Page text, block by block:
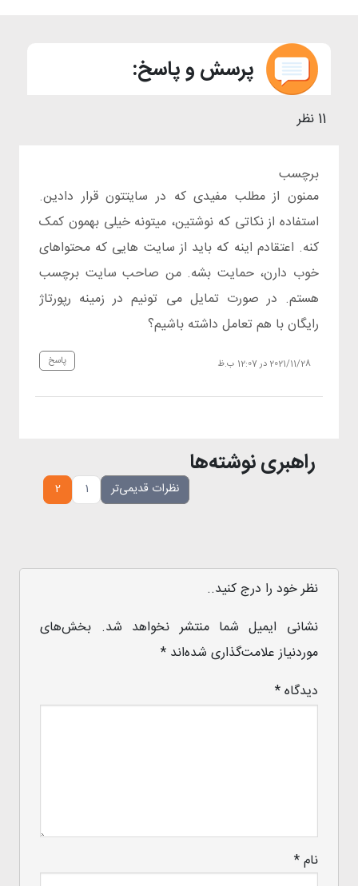
پرسش و پاسخ:
11 نظر
برچسب
2021/11/28 در 12:07 ب.ظ
ممنون از مطلب مفیدی که در سایتتون قرار دادین.
استفاده از نکاتی که نوشتین، میتونه خیلی بهمون کمک
کنه. اعتقادم اینه که باید از سایت هایی که محتواهای
خوب دارن، حمایت بشه. من صاحب سایت برچسب
هستم. در صورت تمایل می تونیم در زمینه رپورتاژ
رایگان با هم تعامل داشته باشیم؟
پاسخ
راهبری نوشته‌ها
نظرات قدیمی‌تر 1
2
نظر خود را درج کنید..
نشانی ایمیل شما منتشر نخواهد شد. بخش‌های
موردنیاز علامت‌گذاری شده‌اند*
دیدگاه*
نام*